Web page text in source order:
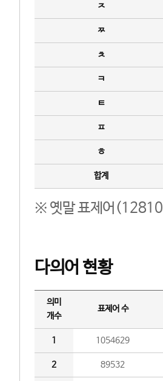
ㅈ
ㅉ
ㅊ
ㅋ
ㅌ
ㅍ
ㅎ
합계
※ 옛말 표제어(12810
다의어 현황
의미
개수
표제어 수
1 1054629
2 89532